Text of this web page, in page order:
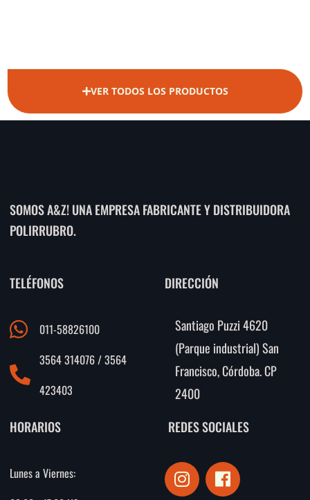
VER TODOS LOS PRODUCTOS
SOMOS A&Z! UNA EMPRESA FABRICANTE Y DISTRIBUIDORA
POLIRRUBRO.
TELÉFONOS
011-58826100
3564 314076 / 3564
423403
DIRECCIÓN
Santiago Puzzi 4620
(Parque industrial) San
Francisco, Córdoba. CP
2400
HORARIOS
Lunes a Viernes:
REDES SOCIALES
I
n
F
a